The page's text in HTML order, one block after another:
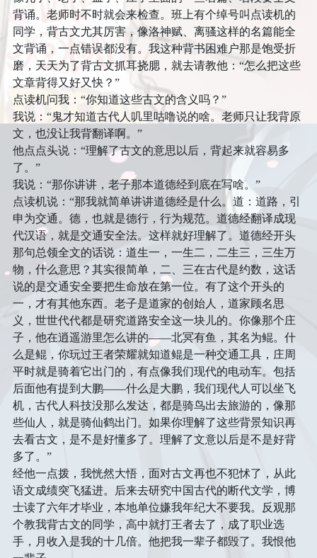
泰拉瑞亚
足球
时间规划
语言
面试
衣
食
住
区域旅行套装
经济管理
时光轴
小学
初中
高中
大学
艺术
美术
文学
音乐
留言板
说说
番剧
赞赏
登录
背诵。老师时不时就会来检查。班上有个绰号叫点读机的
同学，背古文尤其厉害，像洛神赋、离骚这样的名篇能全
文背诵，一点错误都没有。我这种背书困难户那是饱受折
磨，天天为了背古文抓耳挠腮，就去请教他：“怎么把这些
文章背得又好又快？”
点读机问我：“你知道这些古文的含义吗？”
我说：“鬼才知道古代人叽里咕噜说的啥。老师只让我背原
文，也没让我背翻译啊。”
他点点头说：“理解了古文的意思以后，背起来就容易多
了。”
我说：“那你讲讲，老子那本道德经到底在写啥。”
点读机说：“那我就简单讲讲道德经是什么。道：道路，引
申为交通。德，也就是德行，行为规范。道德经翻译成现
代汉语，就是交通安全法。这样就好理解了。道德经开头
那句总领全文的话说：道生一，一生二，二生三，三生万
物，什么意思？其实很简单，二、三在古代是约数，这话
说的是交通安全要把生命放在第一位。有了这个开头的
一，才有其他东西。老子是道家的创始人，道家顾名思
义，世世代代都是研究道路安全这一块儿的。你像那个庄
子，他在逍遥游里怎么讲的——北冥有鱼，其名为鲲。什
么是鲲，你玩过王者荣耀就知道鲲是一种交通工具，庄周
平时就是骑着它出门的，有点像我们现代的电动车。包括
后面他有提到大鹏——什么是大鹏，我们现代人可以坐飞
机，古代人科技没那么发达，都是骑鸟出去旅游的，像那
些仙人，就是骑仙鹤出门。如果你理解了这些背景知识再
去看古文，是不是好懂多了。理解了文意以后是不是好背
多了。”
经他一点拨，我恍然大悟，面对古文再也不犯怵了，从此
语文成绩突飞猛进。后来去研究中国古代的断代文学，博
士读了六年才毕业，本地单位嫌我年纪大不要我。反观那
个教我背古文的同学，高中就打王者去了，成了职业选
手，月收入是我的十几倍。他把我一辈子都毁了。我恨他